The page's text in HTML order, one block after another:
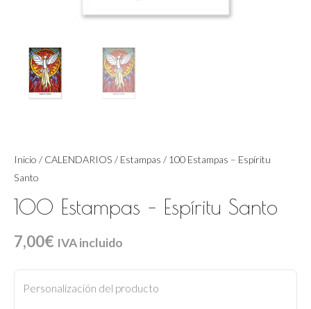
Inicio / CALENDARIOS / Estampas / 100 Estampas – Espíritu
Santo
100 Estampas – Espíritu Santo
7,00€ IVA incluido
Personalización del producto
100
Estampas